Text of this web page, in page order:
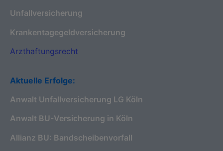
Unfallversicherung
Krankentagegeldversicherung
Arzthaftungsrecht
Aktuelle Erfolge:
Anwalt Unfallversicherung LG Köln
Anwalt BU-Versicherung in Köln
Allianz BU: Bandscheibenvorfall